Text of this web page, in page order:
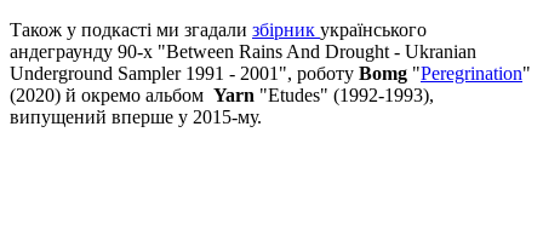
Також у подкасті ми згадали збірник українського
андеграунду 90-х "Between Rains And Drought - Ukranian
Underground Sampler 1991 - 2001", роботу Bomg "Peregrination"
(2020) й окремо альбом Yarn "Etudes" (1992-1993),
випущений вперше у 2015-му.